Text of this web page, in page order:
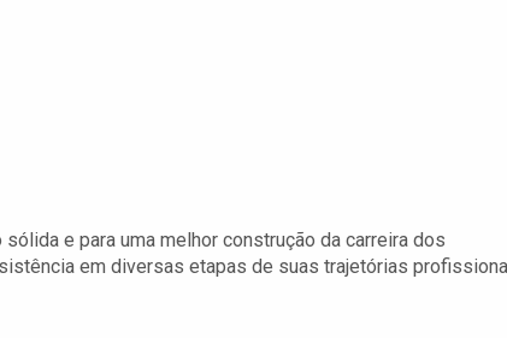
e para uma melhor construção da carreira dos
em diversas etapas de suas trajetórias